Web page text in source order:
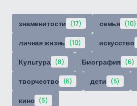
знаменитости (17) семья (10)
личная жизнь (10) искусство
Культура (8) Биография (6)
творчество (6) дети (5)
кино (5)